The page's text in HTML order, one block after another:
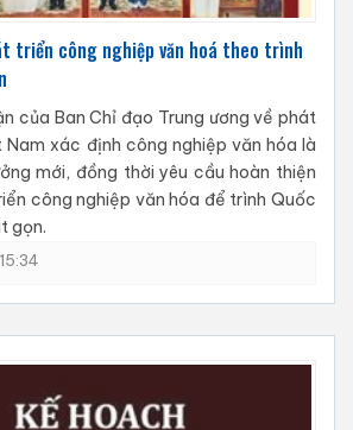
triển công nghiệp văn hoá theo trình
của Ban Chỉ đạo Trung ương về phát
Nam xác định công nghiệp văn hóa là
mới, đồng thời yêu cầu hoàn thiện
công nghiệp văn hóa để trình Quốc
gọn.